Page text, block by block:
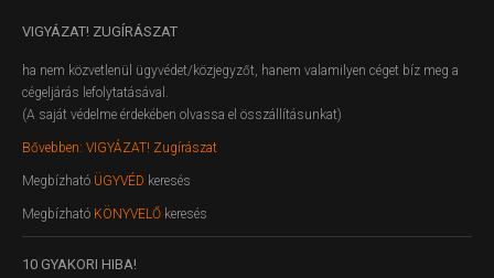
VIGYÁZAT! ZUGÍRÁSZAT
ha nem közvetlenül ügyvédet/közjegyzőt, hanem valamilyen céget bíz meg a
cégeljárás lefolytatásával.
(A saját védelme érdekében olvassa el összállításunkat)
Bővebben: VIGYÁZAT! Zugírászat
Megbízható ÜGYVÉD keresés
Megbízható KÖNYVELŐ keresés
10 GYAKORI HIBA!